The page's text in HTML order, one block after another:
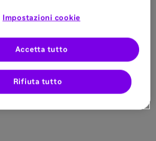
Impostazioni cookie
Rifiuta tutto
Accetta tutto